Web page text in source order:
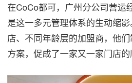
在CoCo都可，广州分公司营运
是这一多元管理体系的生动缩
店、不同年龄层的加盟商，他
方案，促成了一家又一家门店的